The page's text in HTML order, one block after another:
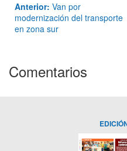
Anterior: Van por
modernización del transporte
en zona sur
Comentarios